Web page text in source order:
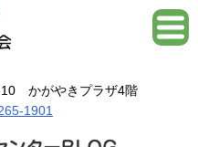
10 かがやきプラザ4階
1901